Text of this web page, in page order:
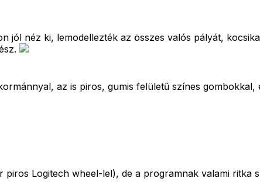
jól néz ki, lemodellezték az összes valós pályát,
az is piros, gumis felületű színes
Logitech wheel-lel), de a programnak valami ritka